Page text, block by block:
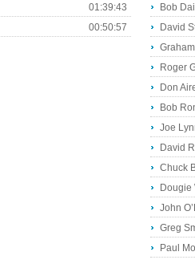
01:39:43
00:50:57
Bob
David
Roger
Don
Bob
Joe
David
Chuck
Dougie
John
Greg
Paul